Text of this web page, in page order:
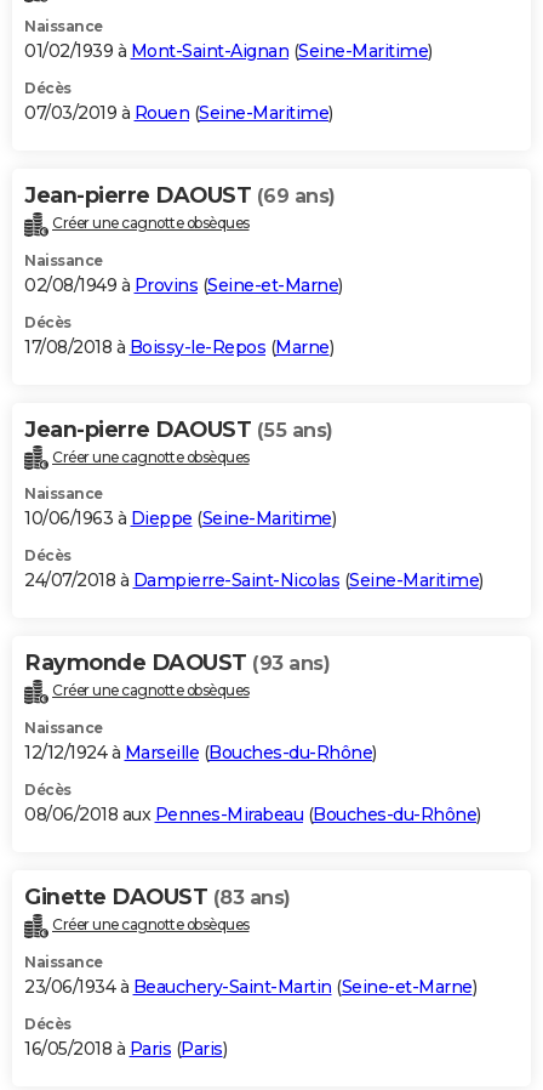
Naissance
01/02/1939 à Mont-Saint-Aignan (Seine-Maritime)
Décès
07/03/2019 à Rouen (Seine-Maritime)
Jean-pierre DAOUST (69 ans)
Créer une cagnotte obsèques
Naissance
02/08/1949 à Provins (Seine-et-Marne)
Décès
17/08/2018 à Boissy-le-Repos (Marne)
Jean-pierre DAOUST (55 ans)
Créer une cagnotte obsèques
Naissance
10/06/1963 à Dieppe (Seine-Maritime)
Décès
24/07/2018 à Dampierre-Saint-Nicolas (Seine-Maritime)
Raymonde DAOUST (93 ans)
Créer une cagnotte obsèques
Naissance
12/12/1924 à Marseille (Bouches-du-Rhône)
Décès
08/06/2018 aux Pennes-Mirabeau (Bouches-du-Rhône)
Ginette DAOUST (83 ans)
Créer une cagnotte obsèques
Naissance
23/06/1934 à Beauchery-Saint-Martin (Seine-et-Marne)
Décès
16/05/2018 à Paris (Paris)